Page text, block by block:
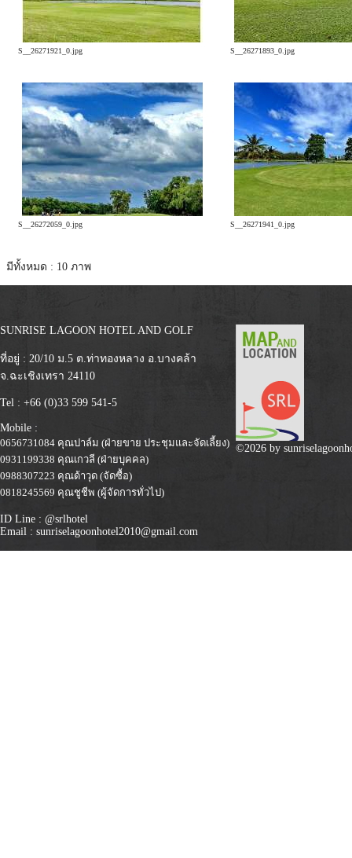
S__26271921_0.jpg S__26271893_0.jpg
S__26272059_0.jpg S__26271941_0.jpg
มีทั้งหมด : 10 ภาพ
SUNRISE LAGOON HOTEL AND GOLF
ที่อยู่ : 20/10 ม.5 ต.ท่าทองหลาง อ.บางคล้า
จ.ฉะเชิงเทรา 24110
Tel : +66 (0)33 599 541-5
Mobile :
0656731084 คุณปาล์ม (ฝ่ายขาย ประชุมและจัดเลี้ยง)
0931199338 คุณเกวลี (ฝ่ายบุคคล)
0988307223 คุณด้าวุด (จัดซื้อ)
0818245569 คุณชูชีพ (ผู้จัดการทั่วไป)
ID Line : @srlhotel
Email : sunriselagoonhotel2010@gmail.com
©2026 by